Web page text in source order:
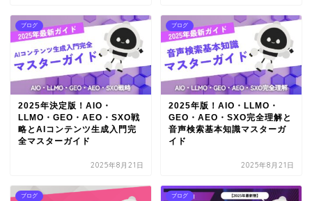
ブログ
2025年決定版！AIO・
LLMO・GEO・AEO・SXO戦
略とAIコンテンツ生成入門完
全マスターガイド
2025年8月21日
ブログ
2025年版！AIO・LLMO・
GEO・AEO・SXO完全理解と
音声検索基本知識マスターガ
イド
2025年8月21日
ブログ ブログ